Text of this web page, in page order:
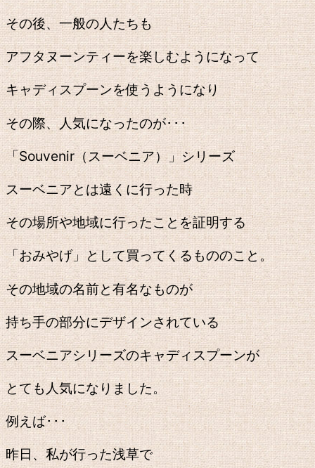
その後、一般の人たちも
アフタヌーンティーを楽しむようになって
キャディスプーンを使うようになり
その際、人気になったのが･･･
「Souvenir（スーベニア）」シリーズ
スーベニアとは遠くに行った時
その場所や地域に行ったことを証明する
「おみやげ」として買ってくるもののこと。
その地域の名前と有名なものが
持ち手の部分にデザインされている
スーベニアシリーズのキャディスプーンが
とても人気になりました。
例えば･･･
昨日、私が行った浅草で